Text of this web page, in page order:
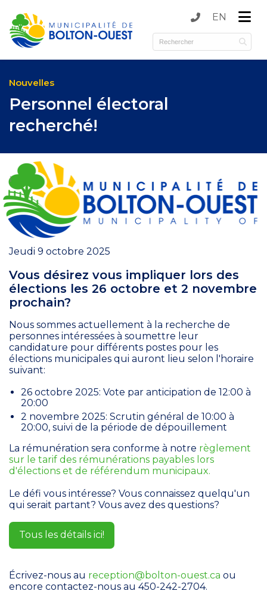
(Municipalité )
(Services )
EN
Nouvelles
Personnel électoral
recherché!
Jeudi 9 octobre 2025
Vous désirez vous impliquer lors des
élections les 26 octobre et 2 novembre
prochain?
Nous sommes actuellement à la recherche de
personnes intéressées à soumettre leur
candidature pour différents postes pour les
élections municipales qui auront lieu selon l'horaire
suivant:
26 octobre 2025: Vote par anticipation de 12:00 à
20:00
2 novembre 2025: Scrutin général de 10:00 à
20:00, suivi de la période de dépouillement
La rémunération sera conforme à notre règlement
sur le tarif des rémunérations payables lors
d'élections et de référendum municipaux.
Le défi vous intéresse? Vous connaissez quelqu'un
qui serait partant? Vous avez des questions?
Tous les détails ici!
Écrivez-nous au reception@bolton-ouest.ca ou
encore contactez-nous au 450-242-2704.